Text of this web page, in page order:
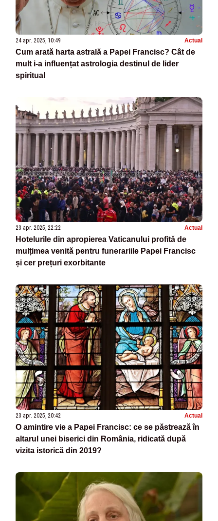
24 apr. 2025, 10:49 Actual
Cum arată harta astrală a Papei Francisc? Cât de
mult i-a influențat astrologia destinul de lider
spiritual
23 apr. 2025, 22:22 Actual
Hotelurile din apropierea Vaticanului profită de
mulțimea venită pentru funerariile Papei Francisc
și cer prețuri exorbitante
23 apr. 2025, 20:42 Actual
O amintire vie a Papei Francisc: ce se păstrează în
altarul unei biserici din România, ridicată după
vizita istorică din 2019?